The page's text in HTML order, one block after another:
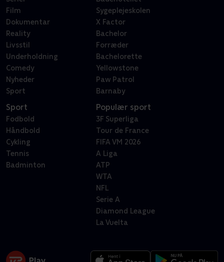
Film
Dokumentar
Reality
Livsstil
Underholdning
Comedy
Nyheder
Sport
Sygeplejeskolen
X Factor
Bachelor
Forræder
Bachelorette
Yellowstone
Paw Patrol
Barnaby
Sport
Fodbold
Håndbold
Cykling
Tennis
Badminton
Populær sport
3F Superliga
Tour de France
FIFA VM 2026
A Liga
ATP
WTA
NFL
Serie A
Diamond League
La Vuelta